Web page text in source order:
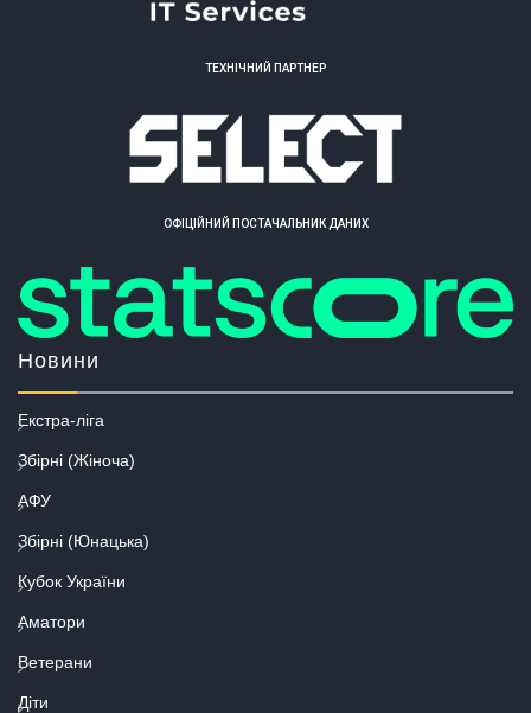
ТЕХНІЧНИЙ ПАРТНЕР
ОФІЦІЙНИЙ ПОСТАЧАЛЬНИК ДАНИХ
Новини
Екстра-ліга
Збірні (Жіноча)
АФУ
Збірні (Юнацька)
Кубок України
Аматори
Ветерани
Діти